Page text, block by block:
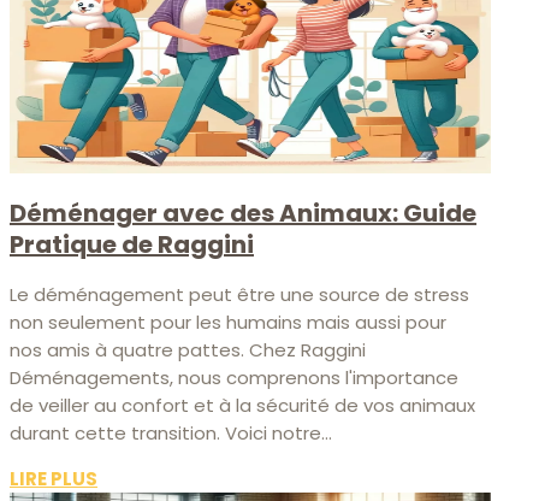
Déménager avec des Animaux: Guide
Pratique de Raggini
Le déménagement peut être une source de stress
non seulement pour les humains mais aussi pour
nos amis à quatre pattes. Chez Raggini
Déménagements, nous comprenons l'importance
de veiller au confort et à la sécurité de vos animaux
durant cette transition. Voici notre...
LIRE PLUS